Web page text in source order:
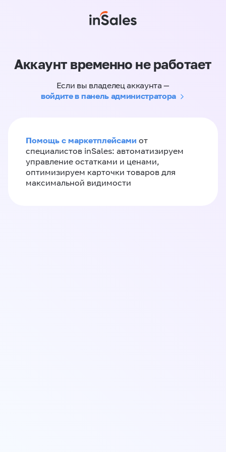
Аккаунт временно не работает
Если вы владелец аккаунта —
войдите в панель администратора
Помощь с маркетплейсами от
специалистов inSales: автоматизируем
управление остатками и ценами,
оптимизируем карточки товаров для
максимальной видимости